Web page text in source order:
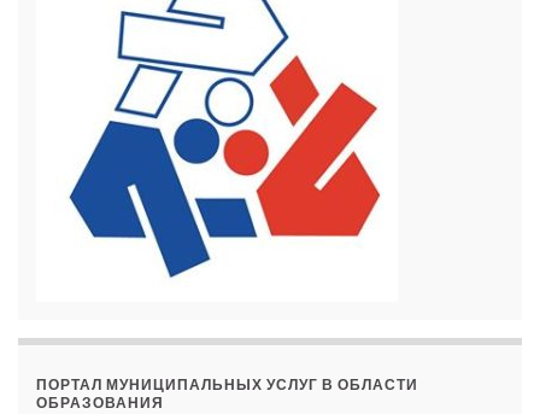
ПОРТАЛ МУНИЦИПАЛЬНЫХ УСЛУГ В ОБЛАСТИ
ОБРАЗОВАНИЯ